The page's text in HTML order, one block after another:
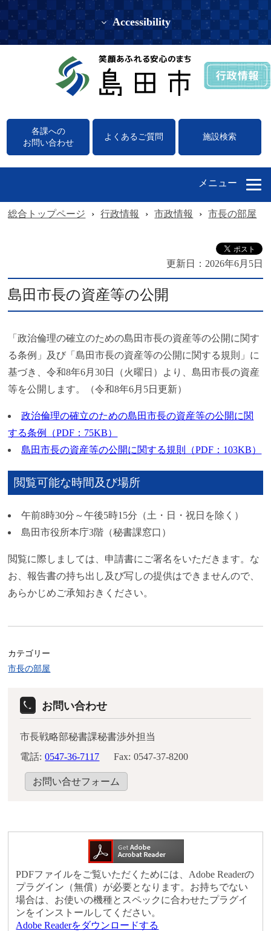
Accessibility
各課への
お問い合わせ
よくあるご質問 施設検索
メニュー
総合トップページ › 行政情報 › 市政情報 › 市長の部屋
更新日： 2026年6月5日
島田市長の資産等の公開
「政治倫理の確立のための島田市長の資産等の公開に関す
る条例」及び「島田市長の資産等の公開に関する規則」に
基づき、令和8年6月30日（火曜日）より、島田市長の資産
等を公開します。（令和8年6月5日更新）
政治倫理の確立のための島田市長の資産等の公開に関
する条例（PDF：75KB）
島田市長の資産等の公開に関する規則（PDF：103KB）
閲覧可能な時間及び場所
午前8時30分～午後5時15分（土・日・祝日を除く）
島田市役所本庁3階（秘書課窓口）
閲覧に際しましては、申請書にご署名をいただきます。な
お、報告書の持ち出し及び写しの提供はできませんので、
あらかじめご承知おきください。
カテゴリー
市長の部屋
お問い合わせ
市長戦略部秘書課秘書渉外担当
電話: 0547-36-7117 Fax: 0547-37-8200
お問い合せフォーム
PDFファイルをご覧いただくためには、Adobe Readerの
プラグイン（無償）が必要となります。お持ちでない
場合は、お使いの機種とスペックに合わせたプラグイ
ンをインストールしてください。
Adobe Readerをダウンロードする